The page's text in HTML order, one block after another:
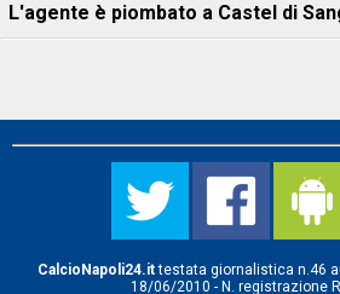
L'agente è piombato a Castel di
CalcioNapoli24.ittestata giornalistica n.46
18/06/2010 - N. registrazione